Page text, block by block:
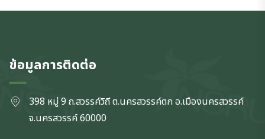
ข้อมูลการติดต่อ
398 หมู่ 9 ถ.สวรรค์วิถี ต.นครสวรรค์ตก อ.เมืองนครสวรรค์
จ.นครสวรรค์60000